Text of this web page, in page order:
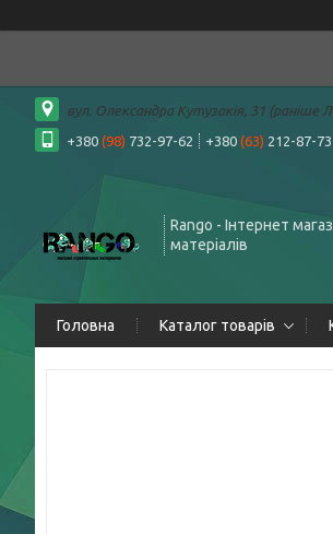
вул. Олександра Кутузакія, 31 (раніше
+380 (98) 732-97-62 +380 (63) 212-87-73
Rango - Інтернет
матеріалів
Головна Каталог товарів